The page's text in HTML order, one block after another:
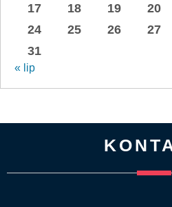
17
18 19 20
24
25 26 27
31
« lip